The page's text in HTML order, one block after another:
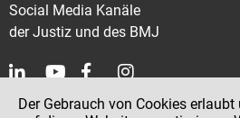
Social Media Kanäle
der Justiz und des BMJ
Kontakt
Der Gebrauch von Cookies